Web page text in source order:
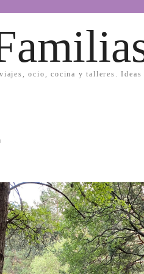
ocio, cocina y talleres.